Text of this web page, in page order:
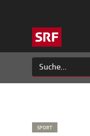
SPORT